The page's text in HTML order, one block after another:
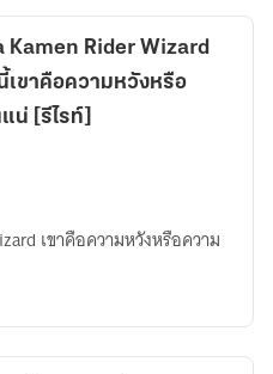
Kamen Rider Wizard
เขาคือความหวังหรือ
น่ [รีไรท์]
เขาคือความหวังหรือความ